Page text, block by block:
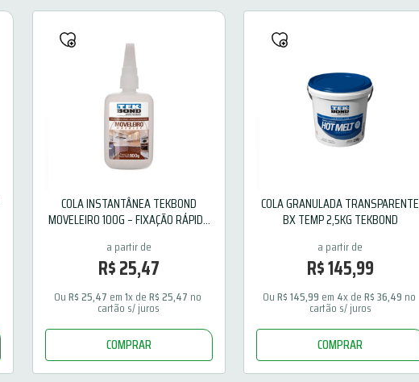
COLA INSTANTÂNEA TEKBOND
MOVELEIRO 100G – FIXAÇÃO RÁPIDA
R$25,47
Ou R$25,47 em 1x de R$25,47 no
cartão s/ juros
COMPRAR
COLA GRANULADA TRANSPARENTE
BX TEMP 2,5KG TEKBOND
R$145,99
Ou R$145,99 em 4x de R$36,49 no
cartão s/ juros
COMPRAR